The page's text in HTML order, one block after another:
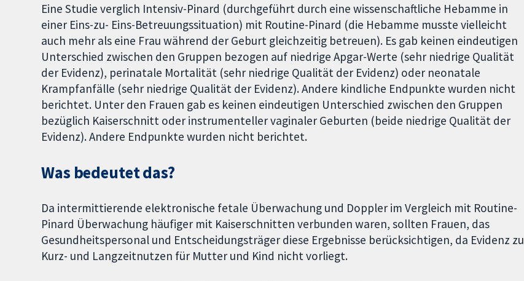
Eine Studie verglich Intensiv-Pinard (durchgeführt durch eine wissenschaftliche Hebamme in
einer Eins-zu- Eins-Betreuungssituation) mit Routine-Pinard (die Hebamme musste vielleicht
auch mehr als eine Frau während der Geburt gleichzeitig betreuen). Es gab keinen eindeutigen
Unterschied zwischen den Gruppen bezogen auf niedrige Apgar-Werte (sehr niedrige Qualität
der Evidenz), perinatale Mortalität (sehr niedrige Qualität der Evidenz) oder neonatale
Krampfanfälle (sehr niedrige Qualität der Evidenz). Andere kindliche Endpunkte wurden nicht
berichtet. Unter den Frauen gab es keinen eindeutigen Unterschied zwischen den Gruppen
bezüglich Kaiserschnitt oder instrumenteller vaginaler Geburten (beide niedrige Qualität der
Evidenz). Andere Endpunkte wurden nicht berichtet.
Was bedeutet das?
Da intermittierende elektronische fetale Überwachung und Doppler im Vergleich mit Routine-
Pinard Überwachung häufiger mit Kaiserschnitten verbunden waren, sollten Frauen, das
Gesundheitspersonal und Entscheidungsträger diese Ergebnisse berücksichtigen, da Evidenz zu
Kurz- und Langzeitnutzen für Mutter und Kind nicht vorliegt.